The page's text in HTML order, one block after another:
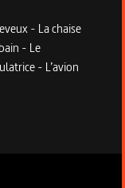
- La chaise
- Le
- L’avion